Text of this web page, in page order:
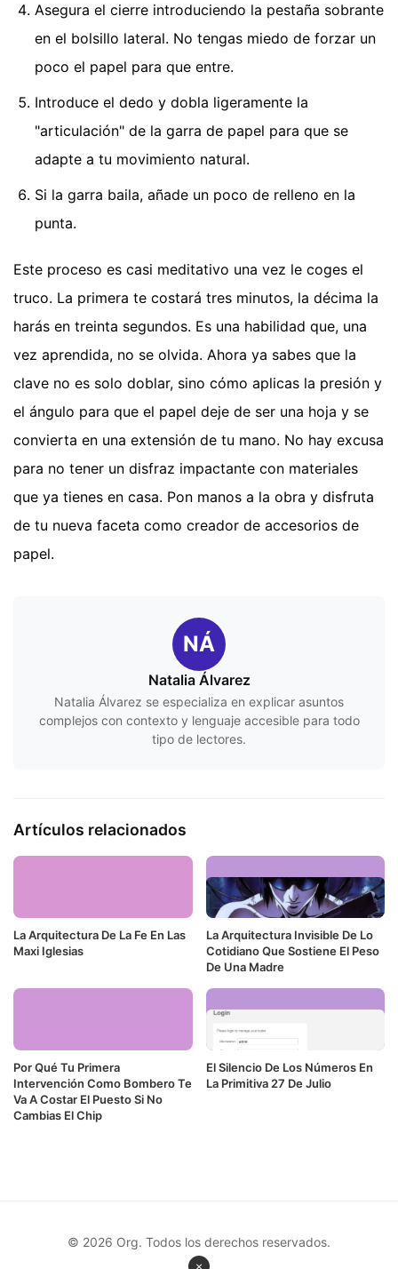
Asegura el cierre introduciendo la pestaña sobrante
en el bolsillo lateral. No tengas miedo de forzar un
poco el papel para que entre.
Introduce el dedo y dobla ligeramente la
"articulación" de la garra de papel para que se
adapte a tu movimiento natural.
Si la garra baila, añade un poco de relleno en la
punta.
Este proceso es casi meditativo una vez le coges el
truco. La primera te costará tres minutos, la décima la
harás en treinta segundos. Es una habilidad que, una
vez aprendida, no se olvida. Ahora ya sabes que la
clave no es solo doblar, sino cómo aplicas la presión y
el ángulo para que el papel deje de ser una hoja y se
convierta en una extensión de tu mano. No hay excusa
para no tener un disfraz impactante con materiales
que ya tienes en casa. Pon manos a la obra y disfruta
de tu nueva faceta como creador de accesorios de
papel.
NÁ
Natalia Álvarez
Natalia Álvarez se especializa en explicar asuntos
complejos con contexto y lenguaje accesible para todo
tipo de lectores.
Artículos relacionados
La Arquitectura De La Fe En Las
Maxi Iglesias
La Arquitectura Invisible De Lo
Cotidiano Que Sostiene El Peso
De Una Madre
Por Qué Tu Primera
Intervención Como Bombero Te
Va A Costar El Puesto Si No
Cambias El Chip
El Silencio De Los Números En
La Primitiva 27 De Julio
© 2026 Org. Todos los derechos reservados.